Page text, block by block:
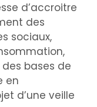
d’accroitre
des
sociaux,
bases de
en
d’une veille